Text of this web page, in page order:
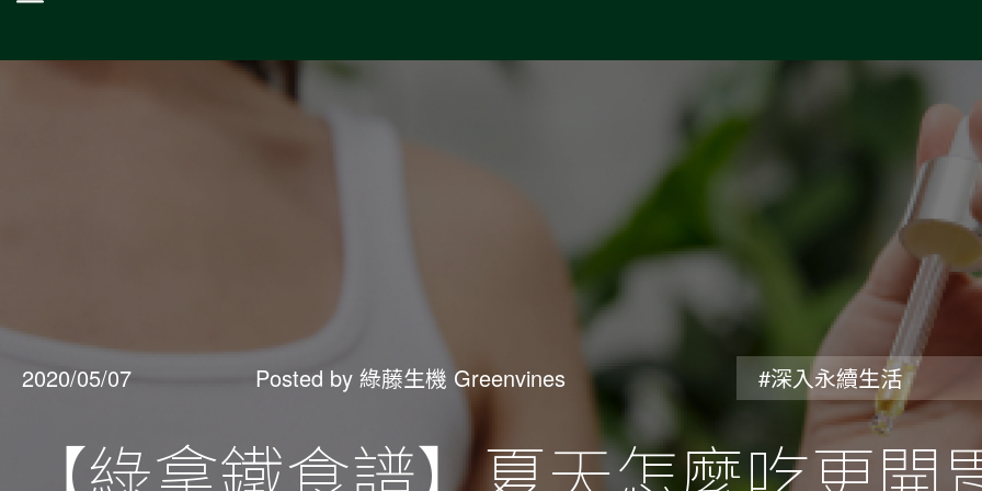
2020/05/07 Posted by 綠藤生機 Greenvines #深入永續生活